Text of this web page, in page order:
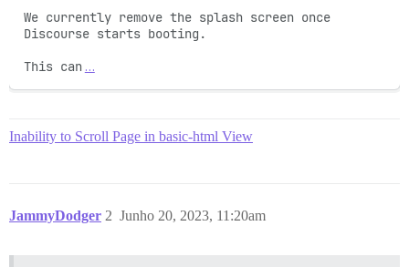
We currently remove the splash screen once
Discourse starts booting.
This can …
Inability to Scroll Page in basic-html View
JammyDodger Junho 20, 2023, 11:20am
2